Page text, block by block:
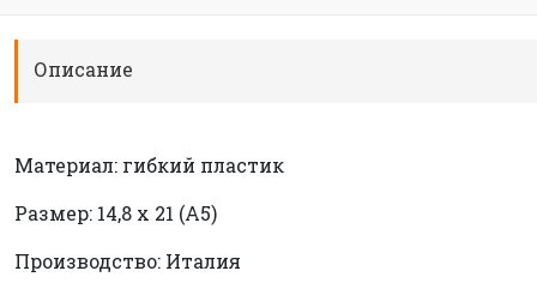
Описание
Материал: гибкий пластик
Размер: 14,8 х 21 (А5)
Производство: Италия